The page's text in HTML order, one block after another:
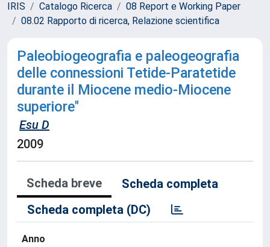
IRIS Catalogo Ricerca
08 Report e Working Paper
08.02 Rapporto di ricerca, Relazione scientifica
Paleobiogeografia e paleogeografia
delle connessioni Tetide-Paratetide
durante il Miocene medio-Miocene
superiore"
Esu D
2009
Scheda breve
Scheda completa
Scheda completa (DC)
Anno